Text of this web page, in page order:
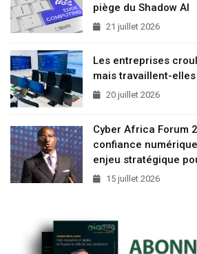
piège du Shadow AI
21 juillet 2026
Les entreprises
mais travaillent-
20 juillet 2026
Cyber Africa Forum
confiance
enjeu stratégique
15 juillet 2026